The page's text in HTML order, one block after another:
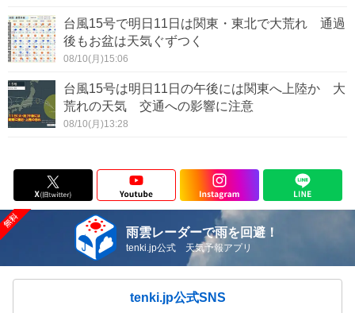
台風15号で明日11日は関東・東北で大荒れ 通過
後もお盆は天気ぐずつく
08/10(月)15:06
台風15号は明日11日の午後には関東へ上陸か 大
荒れの天気 交通への影響に注意
08/10(月)13:28
雨雲レーダーで雨を回避！
tenki.jp公式 天気予報アプリ
tenki.jp公式SNS